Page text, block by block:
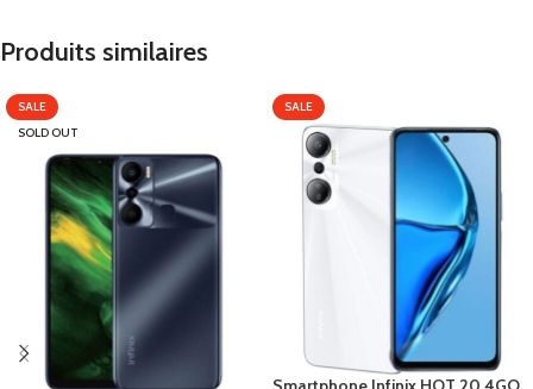
Produits similaires
SALE
SOLD OUT
SALE